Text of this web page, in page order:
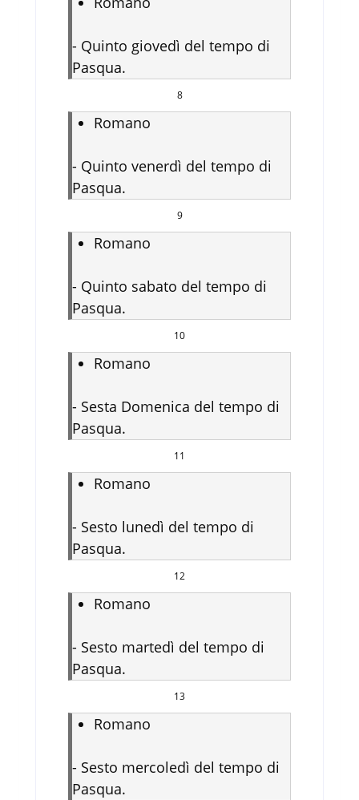
- Quinto giovedì del tempo di
Pasqua.
8
Romano
- Quinto venerdì del tempo di
Pasqua.
9
Romano
- Quinto sabato del tempo di
Pasqua.
10
Romano
- Sesta Domenica del tempo di
Pasqua.
11
Romano
- Sesto lunedì del tempo di
Pasqua.
12
Romano
- Sesto martedì del tempo di
Pasqua.
13
Romano
- Sesto mercoledì del tempo di
Pasqua.